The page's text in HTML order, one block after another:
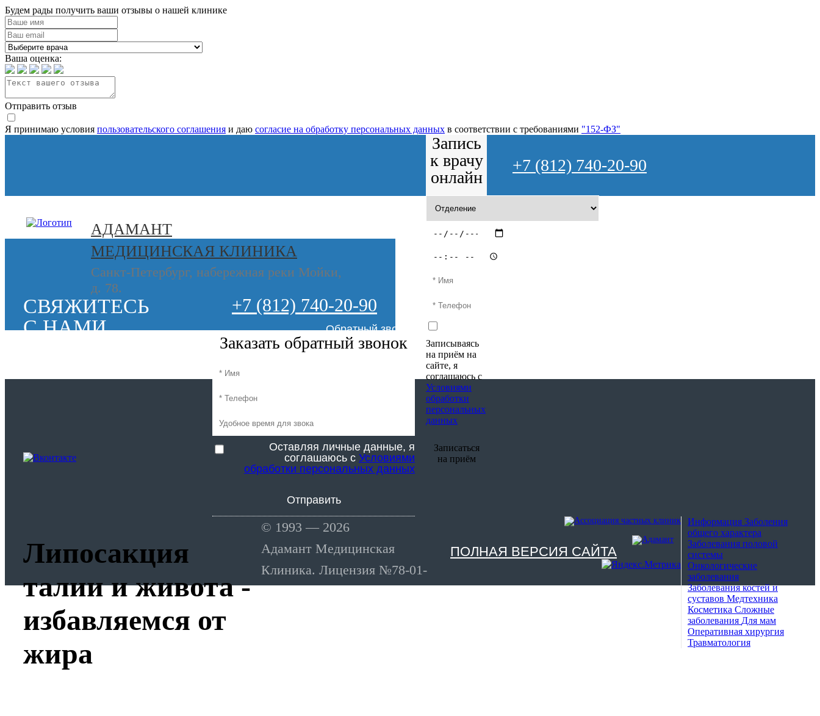
Будем рады получить ваши отзывы о нашей клинике
Ваша оценка:
Отправить отзыв
Я принимаю условия пользовательского соглашения и даю согласие на обработку персональных данных в соответствии с требованиями "152-ФЗ"
+7 (812) 740-20-90
Запись
к врачу
онлайн
Записываясь
на приём на
сайте, я
соглашаюсь с
Условиями
обработки
персональных
данных
Записаться
на приём
АДАМАНТ
МЕДИЦИНСКАЯ КЛИНИКА
Санкт-Петербург, набережная реки Мойки,
д. 78.
СВЯЖИТЕСЬ
С НАМИ
+7 (812) 740-20-90
Обратный звонок
Заказать обратный звонок
Оставляя личные данные, я
соглашаюсь с Условиями
обработки персональных данных
Отправить
Липосакция
талии и живота -
избавляемся от
жира
Информация Заболения
общего характера
Заболевания половой
системы
Онкологические
заболевания
Заболевания костей и
суставов Медтехника
Косметика Сложные
заболевания Для мам
Оперативная хирургия
Травматология
© 1993 — 2026
Адамант Медицинская
Клиника. Лицензия №78-01-
ПОЛНАЯ ВЕРСИЯ САЙТА